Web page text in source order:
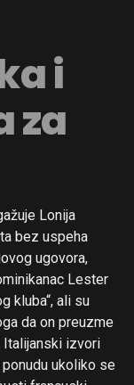
i
za
Lonija
bez uspeha
ugovora,
Lester
kluba“, ali su
da on preuzme
Italijanski izvori
ukoliko se